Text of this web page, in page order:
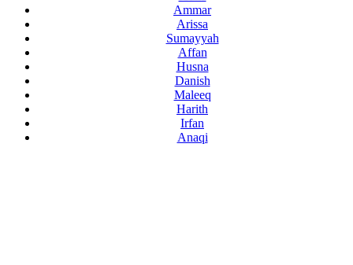
Ammar
Arissa
Sumayyah
Affan
Husna
Danish
Maleeq
Harith
Irfan
Anaqi